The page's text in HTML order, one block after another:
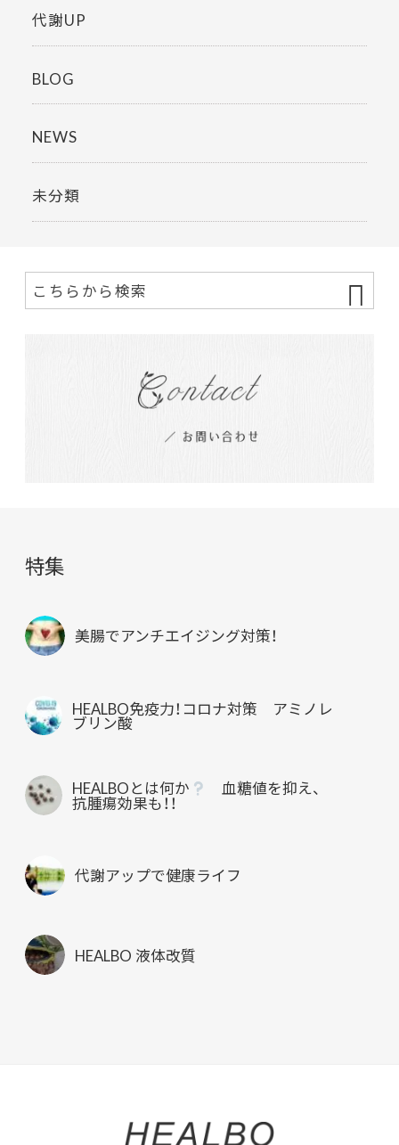
代謝UP
BLOG
NEWS
未分類
特集
美腸でアンチエイジング対策！
HEALBO免疫力！コロナ対策 アミノレ
ブリン酸
HEALBOとは何か 血糖値を抑え、
抗腫瘍効果も！！
代謝アップで健康ライフ
HEALBO 液体改質